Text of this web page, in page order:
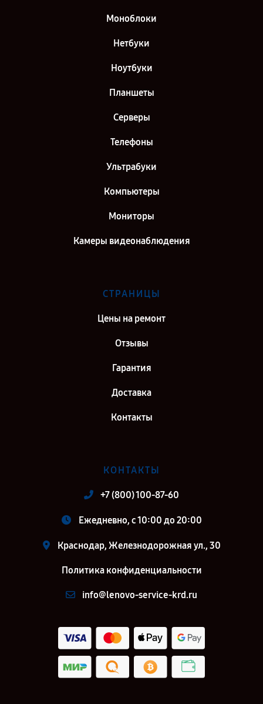
Моноблоки
Нетбуки
Ноутбуки
Планшеты
Серверы
Телефоны
Ультрабуки
Компьютеры
Мониторы
Камеры видеонаблюдения
СТРАНИЦЫ
Цены на ремонт
Отзывы
Гарантия
Доставка
Контакты
КОНТАКТЫ
+7 (800) 100-87-60
Ежедневно, с 10:00 до 20:00
Краснодар, Железнодорожная ул., 30
Политика конфиденциальности
info@lenovo-service-krd.ru